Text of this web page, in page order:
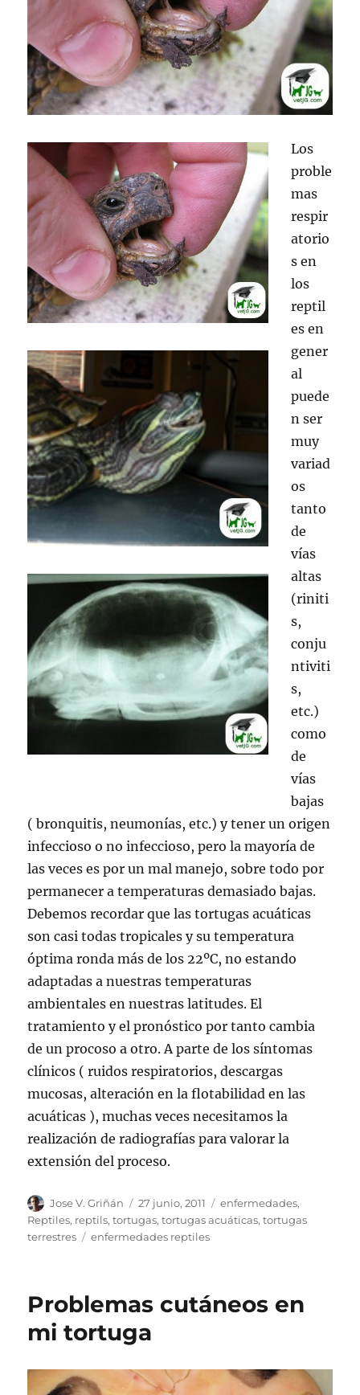
Los
proble
mas
respir
atorio
s en
los
reptil
es en
gener
al
puede
n ser
muy
variad
os
tanto
de
vías
altas
(riniti
s,
conju
ntiviti
s,
etc.)
como
de
vías
bajas
( bronquitis, neumonías, etc.) y tener un origen
infeccioso o no infeccioso, pero la mayoría de
las veces es por un mal manejo, sobre todo por
permanecer a temperaturas demasiado bajas.
Debemos recordar que las tortugas acuáticas
son casi todas tropicales y su temperatura
óptima ronda más de los 22ºC, no estando
adaptadas a nuestras temperaturas
ambientales en nuestras latitudes. El
tratamiento y el pronóstico por tanto cambia
de un procoso a otro. A parte de los síntomas
clínicos ( ruidos respiratorios, descargas
mucosas, alteración en la flotabilidad en las
acuáticas ), muchas veces necesitamos la
realización de radiografías para valorar la
extensión del proceso.
Autor
Jose V. Griñán
Publicado
el
27 junio, 2011 Categorías
enfermedades,
Reptiles, reptils,tortugas,tortugas acuáticas,tortugas
terrestres
Etiquetas
enfermedades reptiles
Problemas cutáneos en
mi tortuga